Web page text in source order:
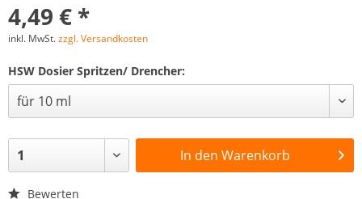
4,49 € *
inkl. MwSt.zzgl. Versandkosten
HSW Dosier Spritzen/ Drencher:
In den Warenkorb
Bewerten